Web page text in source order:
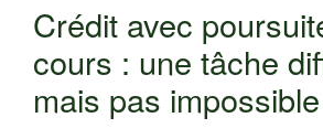
Crédit avec
cours : une tâche
mais pas impossible